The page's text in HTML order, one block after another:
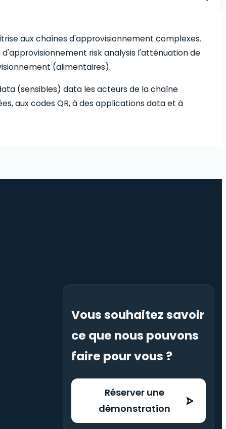
aux chaînes d'approvisionnement complexes.
risk analysis l'atténuation de
(alimentaires).
(sensibles) data les acteurs de la chaîne
aux codes QR, à des applications data et à
Vous souhaitez savoir
ce que nous pouvons
faire pour vous ?
Réserver une
démonstration